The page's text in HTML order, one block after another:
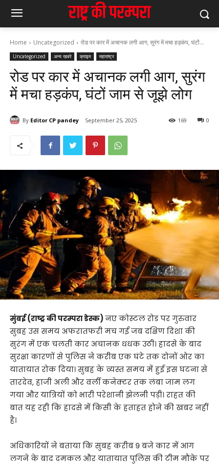
Home Uncategorized रोड पर कार में अचानक लगी आग, सुरंग में मचा हड़कंप, घंटों...
Uncategorized अन्य खबरे क्राइम महाराष्ट्र
रोड पर कार में अचानक लगी आग, सुरंग
में मचा हड़कंप, घंटों जाम से जूझे लोग
By Editor CP pandey September 25, 2025 0
169
मुंबई (राष्ट्र की परम्परा डेस्क)नए कोस्टल रोड पर गुरुवार
सुबह उस समय अफरातफरी मच गई जब दक्षिण दिशा की
सुरंग में एक चलती कार अचानक धधक उठी। हादसे के बाद
सुरक्षा कारणों से पुलिस ने करीब एक घंटे तक दोनों ओर का
यातायात रोक दिया। सुबह के व्यस्त समय में हुई इस घटना से
तारदेव, हाजी अली और वर्ली कनेक्टर तक लंबा जाम लग
गया और यात्रियों को भारी परेशानी झेलनी पड़ी। राहत की
बात यह रही कि हादसे में किसी के हताहत होने की खबर नहीं
है।
अधिकारियों ने बताया कि सुबह करीब 9 बजे कार में आग
लगने के बाद दमकल और यातायात पुलिस की टीम मौके पर